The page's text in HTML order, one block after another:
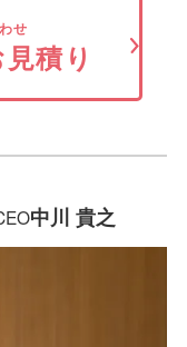
旨と、ご葬儀
伝えておくと
せ
積り
中川 貴之